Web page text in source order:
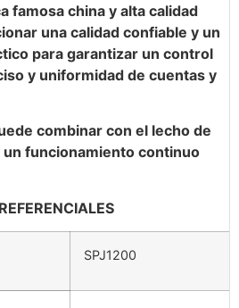
famosa china y alta calidad
una calidad confiable y un
para garantizar un control
y uniformidad de cuentas y
combinar con el lecho de
funcionamiento continuo
SPJ1200